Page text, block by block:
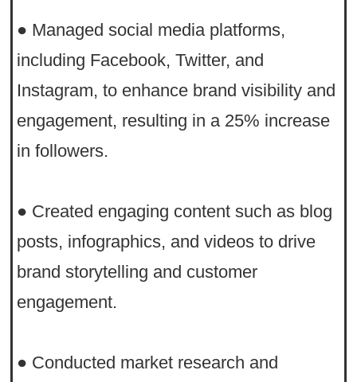
● Managed social media platforms,
including Facebook, Twitter, and
Instagram, to enhance brand visibility and
engagement, resulting in a 25% increase
in followers.
● Created engaging content such as blog
posts, infographics, and videos to drive
brand storytelling and customer
engagement.
● Conducted market research and